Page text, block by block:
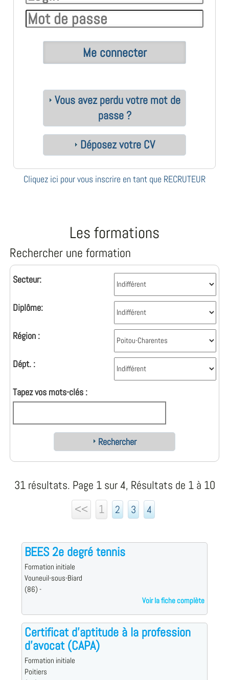
Vous avez perdu votre mot de
passe ?
Déposez votre CV
Cliquez ici pour vous inscrire en tant que RECRUTEUR
Les formations
Rechercher une formation
Secteur:
Diplôme:
Région :
Dépt. :
Tapez vos mots-clés :
Rechercher
31 résultats. Page 1 sur 4, Résultats de 1 à 10
<<
1 2 3 4
BEES 2e degré tennis
Formation initiale
Vouneuil-sous-Biard
(86) -
Voir la fiche complète
Certificat d'aptitude à la profession
d'avocat (CAPA)
Formation initiale
Poitiers